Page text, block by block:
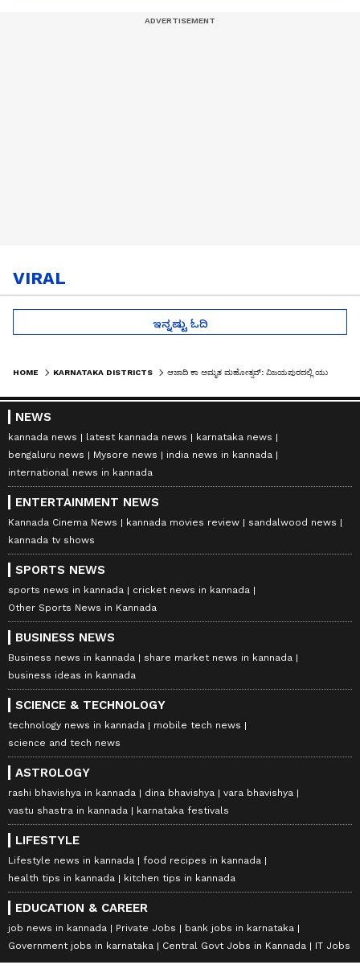
VIRAL
ಇನ್ನಷ್ಟು ಓದಿ
HOME KARNATAKA DISTRICTS
NEWS
kannada news latest kannada news
karnataka news
bengaluru news
Mysore news
india news in kannada
international news in kannada
ENTERTAINMENT NEWS
Kannada Cinema News kannada movies review
sandalwood news
kannada tv shows
SPORTS NEWS
sports news in kannada
cricket news in kannada
Other Sports News in Kannada
BUSINESS NEWS
Business news in kannada
share market news in kannada
business ideas in kannada
SCIENCE & TECHNOLOGY
technology news in kannada
mobile tech news
science and tech news
ASTROLOGY
rashi bhavishya in kannada dina bhavishya
vara bhavishya
vastu shastra in kannada
karnataka festivals
LIFESTYLE
Lifestyle news in kannada
food recipes in kannada
health tips in kannada
kitchen tips in kannada
EDUCATION & CAREER
job news in kannada Private Jobs
bank jobs in karnataka
Government jobs in karnataka
Central Govt Jobs in Kannada IT Jobs